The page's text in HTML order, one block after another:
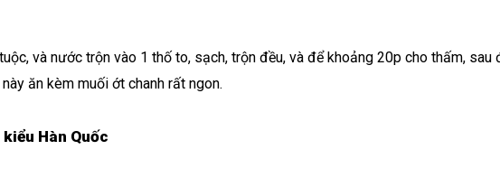
và nước trộn vào 1 thố to, sạch, trộn đều, và để khoảng 20p cho thấm, sau
ăn kèm muối ớt chanh rất ngon.
Hàn Quốc